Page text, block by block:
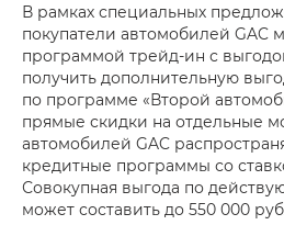
В рамках специальных
покупатели автомобилей GAC
программой трейд-ин с
получить дополнительную
по программе «Второй
прямые скидки на отдельные
автомобилей GAC
кредитные программы со
Совокупная выгода по
может составить до 550 000